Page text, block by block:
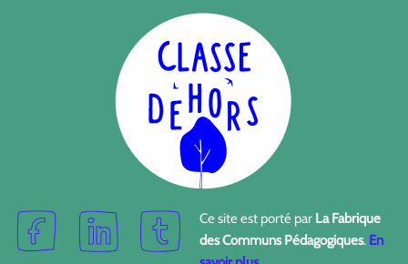
Ce site est porté par La Fabrique
des Communs Pédagogiques. En